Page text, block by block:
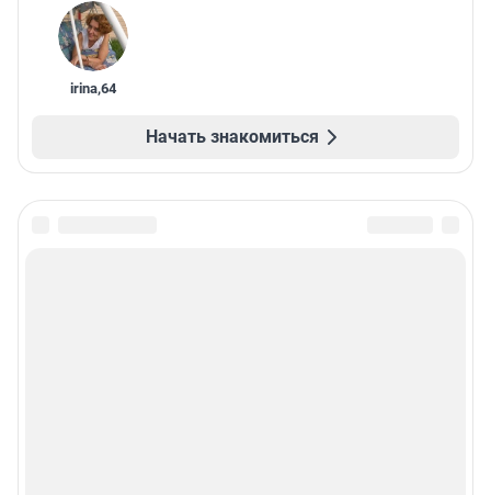
irina,64
Начать знакомиться